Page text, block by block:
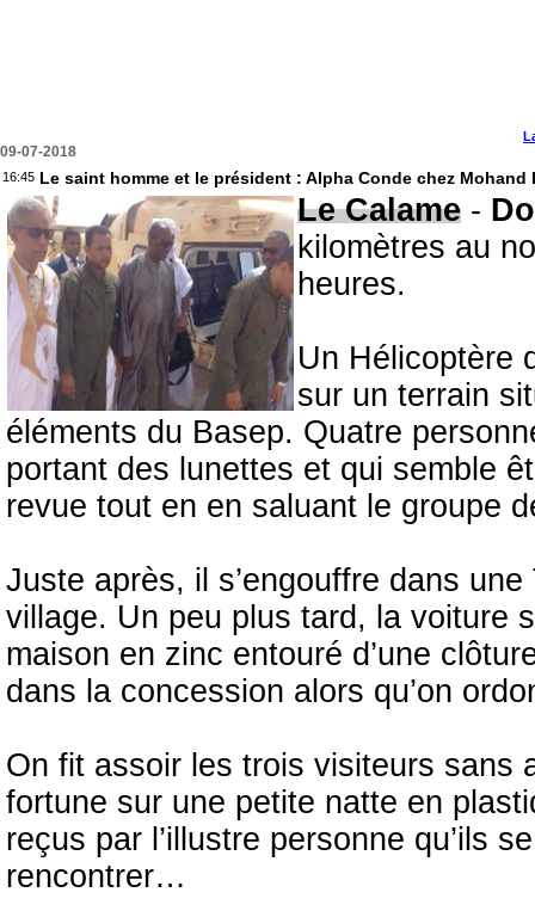
09-07-2018
16:45 Le saint homme et le président : Alpha Conde chez Mohand
Le Calame -
kilomètres au
heures.
Un Hélicoptère
sur un terrain
éléments du Basep. Quatre
portant des lunettes et qui semble
revue tout en en saluant le groupe
Juste après, il s’engouffre dans
village. Un peu plus tard, la voiture
maison en zinc entouré d’une
dans la concession alors qu’on
On fit assoir les trois visiteurs sans
fortune sur une petite natte en
reçus par l’illustre personne qu’ils
rencontrer…